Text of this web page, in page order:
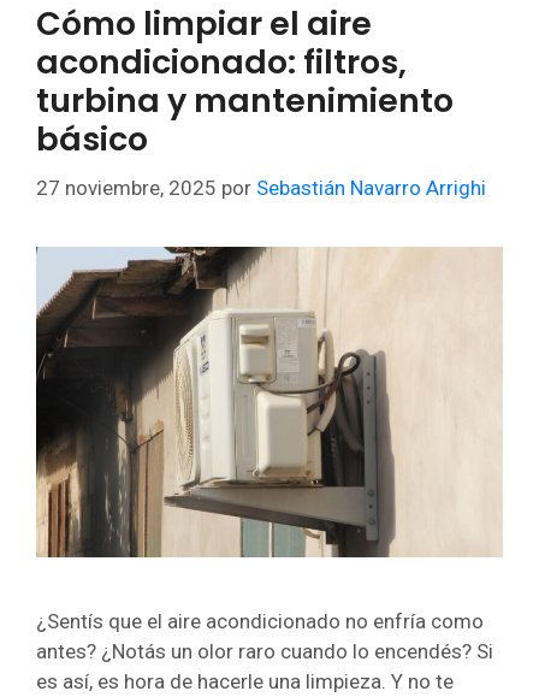
Cómo limpiar el aire
acondicionado: filtros,
turbina y mantenimiento
básico
27 noviembre, 2025 por Sebastián Navarro Arrighi
¿Sentís que el aire acondicionado no enfría como
antes? ¿Notás un olor raro cuando lo encendés? Si
es así, es hora de hacerle una limpieza. Y no te